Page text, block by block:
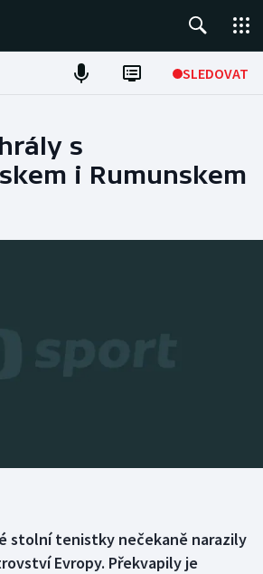
SLEDOVAT
s
i Rumunskem
stolní tenistky nečekaně narazily
Evropy. Překvapily je